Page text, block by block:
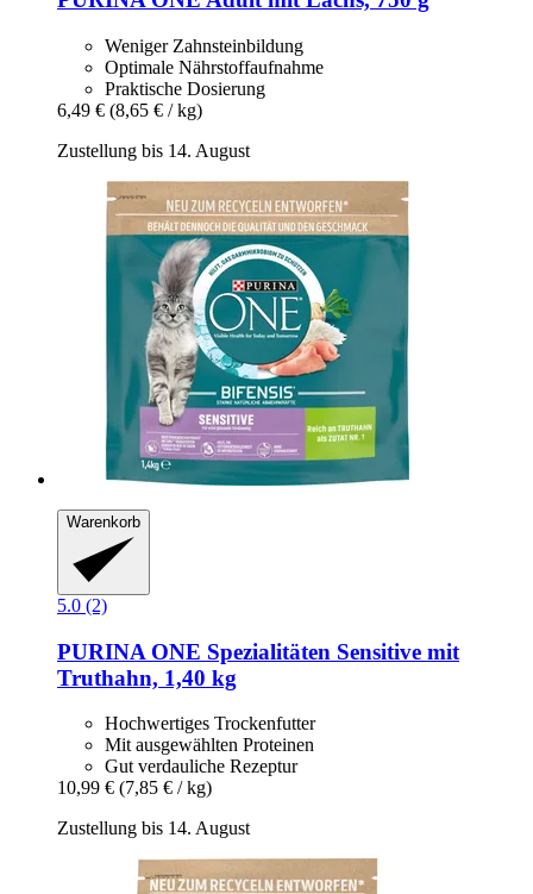
Weniger Zahnsteinbildung
Optimale Nährstoffaufnahme
Praktische Dosierung
6,49 € (8,65 € / kg)
Zustellung bis 14. August
Warenkorb
5.0 (2)
PURINA ONE Spezialitäten Sensitive mit
Truthahn, 1,40 kg
Hochwertiges Trockenfutter
Mit ausgewählten Proteinen
Gut verdauliche Rezeptur
10,99 € (7,85 € / kg)
Zustellung bis 14. August